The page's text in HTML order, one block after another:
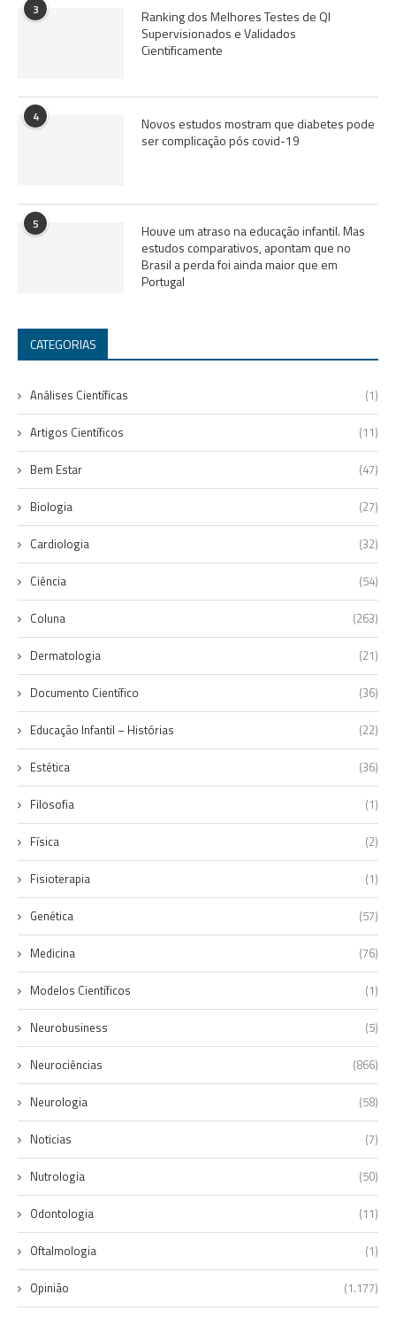
3
Ranking dos Melhores Testes de QI
Supervisionados e Validados
Cientificamente
4
Novos estudos mostram que diabetes pode
ser complicação pós covid-19
5
Houve um atraso na educação infantil. Mas
estudos comparativos, apontam que no
Brasil a perda foi ainda maior que em
Portugal
CATEGORIAS
Análises Científicas (1)
Artigos Científicos (11)
Bem Estar (47)
Biologia (27)
Cardiologia (32)
Ciência (54)
Coluna (263)
Dermatologia (21)
Documento Científico (36)
Educação Infantil – Histórias (22)
Estética (36)
Filosofia (1)
Física (2)
Fisioterapia (1)
Genética (57)
Medicina (76)
Modelos Científicos (1)
Neurobusiness (5)
Neurociências (866)
Neurologia (58)
Noticias (7)
Nutrologia (50)
Odontologia (11)
Oftalmologia (1)
Opinião (1.177)